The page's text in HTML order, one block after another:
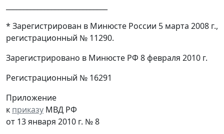
* Зарегистрирован в Минюсте России 5 марта 2008 г.,
регистрационный № 11290.
Зарегистрировано в Минюсте РФ 8 февраля 2010 г.
Регистрационный № 16291
Приложение
к приказу МВД РФ
от 13 января 2010 г. № 8